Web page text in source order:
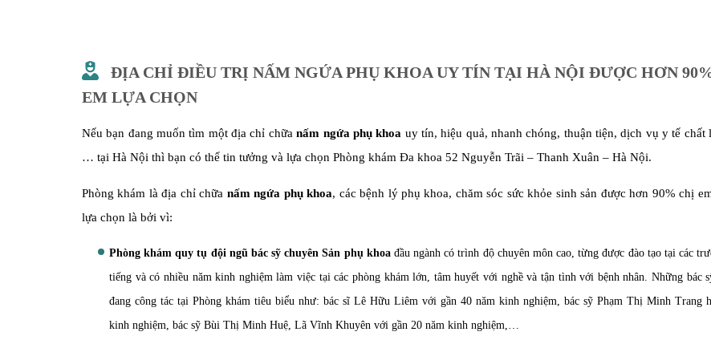
ĐỊA CHỈ ĐIỀU TRỊ NẤM NGỨA PHỤ KHOA UY TÍN TẠI HÀ NỘI ĐƯỢC HƠN
EM LỰA CHỌN
Nếu bạn đang muốn tìm một địa chỉ chữanấm ngứa phụ khoa uy tín, hiệu quả, nhanh chóng, thuận tiện, dịch vụ y tế chất
… tại Hà Nội thì bạn có thể tin tưởng và lựa chọn Phòng khám Đa khoa 52 Nguyễn Trãi – Thanh Xuân – Hà Nội.
Phòng khám là địa chỉ chữa nấm ngứa phụ khoa, các bệnh lý phụ khoa, chăm sóc sức khỏe sinh sản được hơn 90% chị
lựa chọn là bởi vì:
Phòng khám quy tụ đội ngũ bác sỹ chuyên Sản phụ khoa đầu ngành có trình độ chuyên môn cao, từng được đào tạo tại các
tiếng và có nhiều năm kinh nghiệm làm việc tại các phòng khám lớn, tâm huyết với nghề và tận tình với bệnh nhân. Những bác
đang công tác tại Phòng khám tiêu biểu như: bác sĩ Lê Hữu Liêm với gần 40 năm kinh nghiệm, bác sỹ Phạm Thị Minh Trang
kinh nghiệm, bác sỹ Bùi Thị Minh Huệ, Lã Vĩnh Khuyên với gần 20 năm kinh nghiệm,…